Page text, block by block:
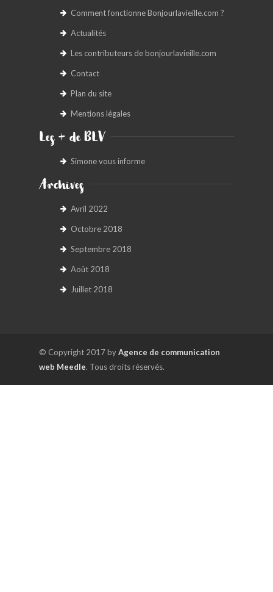
Comment fonctionne Bonjourlavieille.com ?
Actualités
Les contributeurs de bonjourlavieille.com
Contact
Plan du site
Mentions légales
Les + de BLV
Simone vous informe
Archives
Avril 2022
Octobre 2018
Septembre 2018
Août 2018
Juillet 2018
© Copyright 2017 byAgence de communication
web Meedle. Tous droits réservés.